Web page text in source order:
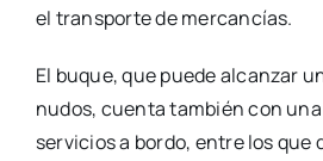
el trans­por­te de mer­can­cías.
El buque, que pue­de alcan­zar
nudos, cuen­ta tam­bién con
ser­vi­cios a bor­do, entre los